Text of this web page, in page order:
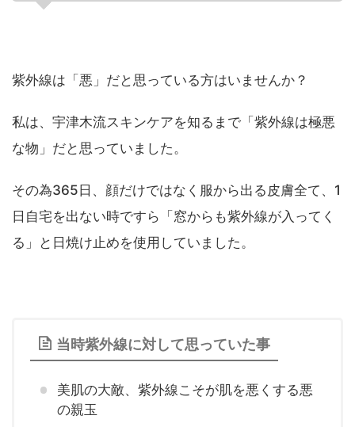
紫外線は「悪」だと思っている方はいませんか？
私は、宇津木流スキンケアを知るまで「紫外線は極悪
な物」だと思っていました。
その為365日、顔だけではなく服から出る皮膚全て、1
日自宅を出ない時ですら「窓からも紫外線が入ってく
る」と日焼け止めを使用していました。
当時紫外線に対して思っていた事
美肌の大敵、紫外線こそが肌を悪くする悪
の親玉